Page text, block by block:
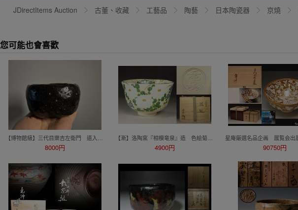
JDirectItems Auction 古董、收藏 工藝品 陶藝 日本陶瓷器 京燒
您可能也會喜歡
8000円 4900円 90750円